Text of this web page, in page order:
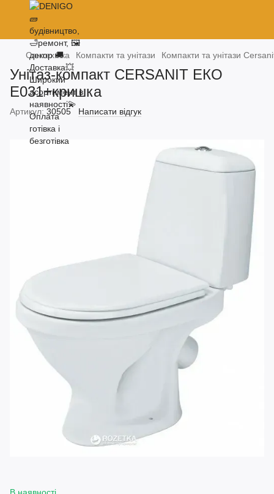
Сантехніка Компакти та унітази Компакти та унітази
Унітаз-компакт CERSANIT ЕКО
E031+кришка
Артикул: 30505 Написати відгук